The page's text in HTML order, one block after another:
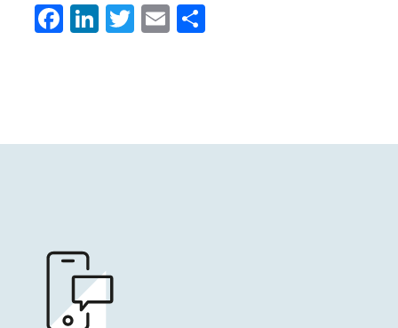
Facebook
LinkedIn
Twitter
Email